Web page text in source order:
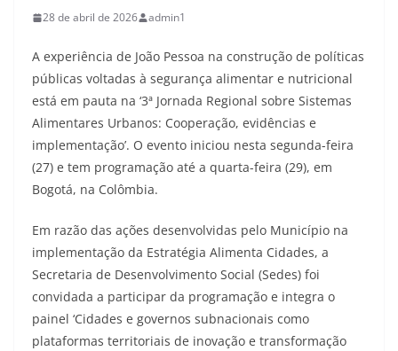
28 de abril de 2026 admin1
A experiência de João Pessoa na construção de políticas
públicas voltadas à segurança alimentar e nutricional
está em pauta na ‘3ª Jornada Regional sobre Sistemas
Alimentares Urbanos: Cooperação, evidências e
implementação’. O evento iniciou nesta segunda-feira
(27) e tem programação até a quarta-feira (29), em
Bogotá, na Colômbia.
Em razão das ações desenvolvidas pelo Município na
implementação da Estratégia Alimenta Cidades, a
Secretaria de Desenvolvimento Social (Sedes) foi
convidada a participar da programação e integra o
painel ‘Cidades e governos subnacionais como
plataformas territoriais de inovação e transformação